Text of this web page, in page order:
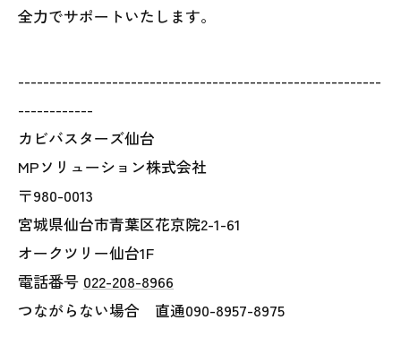
全力でサポートいたします。
----------------------------------------------------------
------------
カビバスターズ仙台
MPソリューション株式会社
〒980-0013
宮城県仙台市青葉区花京院2-1-61
オークツリー仙台1F
電話番号 022-208-8966
つながらない場合 直通090-8957-8975